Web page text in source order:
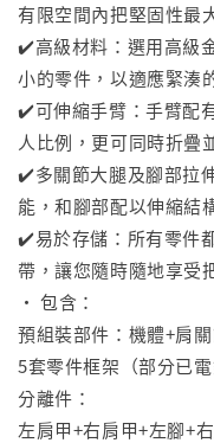
有限空間內把堅固性最
✔️高級材料：選用高級
小的零件，以適應緊湊
✔️可伸縮手臂：手臂配
人比例，更可同時折疊
✔️多關節大腿及腳部拉
能，和腳部配以伸縮結
✔️易於存儲：所有零件
帶，讓您隨時隨地享受
• 包含：
預組裝部件：機體+肩
5套零件框架（部分已電
分離件：
左肩甲+右肩甲+左腳+